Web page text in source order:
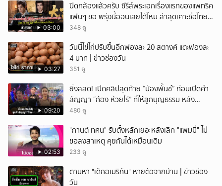
03:00
ปิดกล้องแล้วครับ ซีรีส์พระเอกเรื่องแรกของแพทริค
แฟนๆ ขอ พรุ่งนี้ออนเลยได้ไหม ล่าสุดเคาะชื่อไทย
แล้ว
348 ดู
03:27
วันนี้ไข่ไก่ปรับขึ้นอีกฟองละ 20 สตางค์ แตะฟองละ
4 บาท | ข่าวช่องวัน
351 ดู
09:20
ยิ่งสลด! เปิดคลิปสุดท้าย “น้องพั้นช์” ก่อนเปิดคำ
สัญญา “ก้อง ห้วยไร่” ที่ให้ลูกบุญธรรม หลัง
ลาโลก!
480 ดู
02:53
"กานต์ ทศน" รับตั้งหลักเยอะหลังเลิก "แพมมี่" ไม่
ขอลงสาเหตุ คุยกันได้เหมือนเดิม
233 ดู
ตามหา "เด็กอเมริกัน" หายตัวจากบ้าน | ข่าวช่อง
วัน